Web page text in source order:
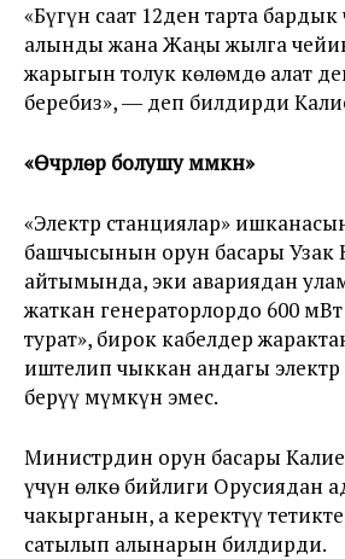
«Бүгүн саат 12ден тарта бардык
алынды жана Жаңы жылга
жарыгын толук көлөмдө алат
беребиз», ― деп билдирди
«Өчүрүүлөр болушу мүмкүн»
«Электр станциялар»
башчысынын орун басары
айтымында, эки авариядан
жаткан генераторлордо 600
турат», бирок кабелдер
иштелип чыккан андагы
берүү мүмкүн эмес.
Министрдин орун басары
үчүн өлкө бийлиги Орусиядан
чакырганын, а керектүү
сатылып алынарын билдирди.